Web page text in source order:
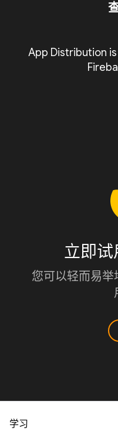
App Distribution
立即
您可以轻而易
学习